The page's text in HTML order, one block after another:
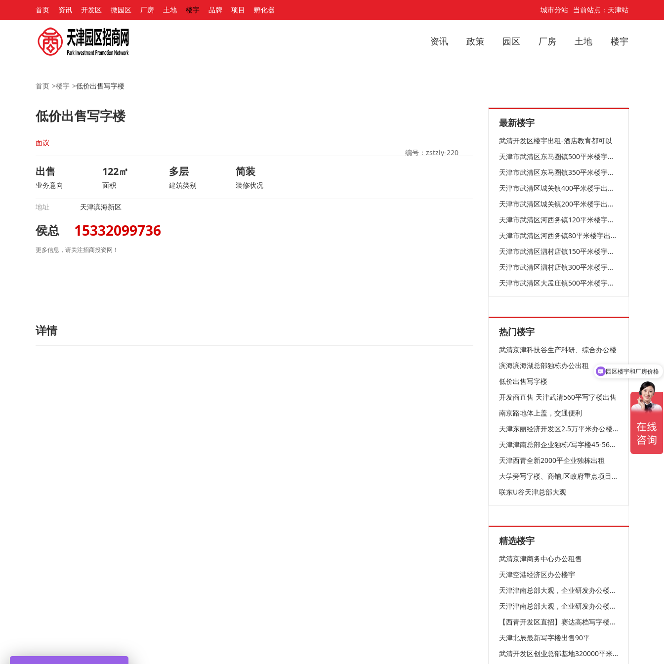
首页 资讯 开发区 微园区 厂房 土地 楼宇 品牌 项目 孵化器 城市分站 当前站点：天津站
资讯 政策 园区 厂房 土地 楼宇
首页 >楼宇 >低价出售写字楼
低价出售写字楼
面议
编号：zstzly-220
出售
业务意向
122㎡
面积
多层
建筑类别
简装
装修状况
地址 天津滨海新区
侯总 15332099736
更多信息，请关注招商投资网！
详情
最新楼宇
武清开发区楼宇出租-酒店教育都可以
天津市武清区东马圈镇500平米楼宇出租-价格便宜-环境好-性价比高
天津市武清区东马圈镇350平米楼宇出租-空气清新-办公环境好
天津市武清区城关镇400平米楼宇出租-高速口近-适合办公
天津市武清区城关镇200平米楼宇出租-南北通透-商业密集
天津市武清区河西务镇120平米楼宇出租-冬暖夏凉-周边齐全
天津市武清区河西务镇80平米楼宇出租-价格便宜-交通便利
天津市武清区泗村店镇150平米楼宇出租-采光好-位置优越
天津市武清区泗村店镇300平米楼宇出租-环境好-交通便利
天津市武清区大孟庄镇500平米楼宇出租-价格便宜-环境好-性价比高
热门楼宇
武清京津科技谷生产科研、综合办公楼
滨海滨海湖总部独栋办公出租
低价出售写字楼
开发商直售 天津武清560平写字楼出售
南京路地体上盖，交通便利
天津东丽经济开发区2.5万平米办公楼宇25000平米 价格面议
天津津南总部企业独栋/写字楼45-560平现房热销
天津西青全新2000平企业独栋出租
大学旁写字楼、商铺,区政府重点项目,现房!
联东U谷天津总部大观
精选楼宇
武清京津商务中心办公租售
天津空港经济区办公楼宇
天津津南总部大观，企业研发办公楼45、90平米，诚意出售！
天津津南总部大观，企业研发办公楼45、90平米
【西青开发区直招】赛达高档写字楼宇火热招商中
天津北辰最新写字楼出售90平
武清开发区创业总部基地320000平米 1元/㎡/天
园区楼宇和厂房价格